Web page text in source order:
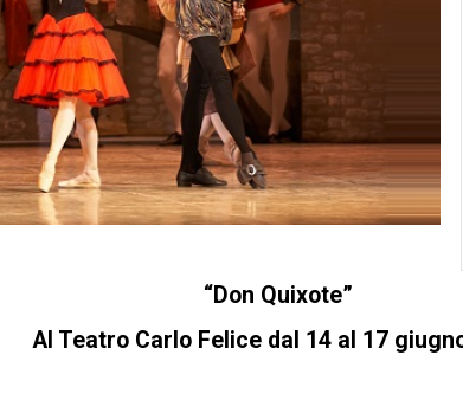
“Don Quixote”
Al Teatro Carlo Felice dal 14 al 17